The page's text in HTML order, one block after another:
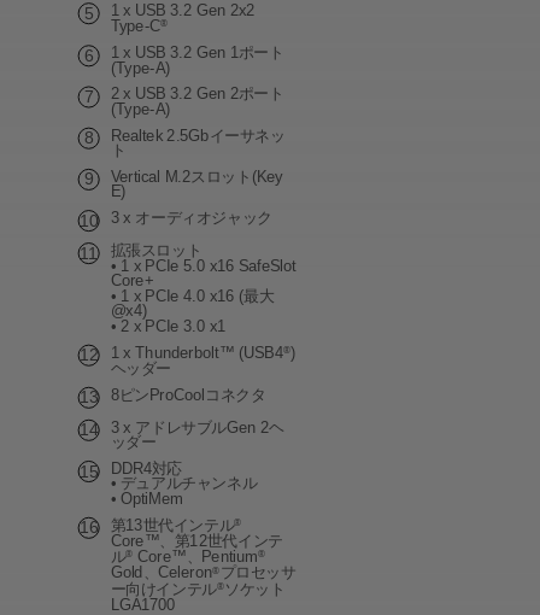
1 x USB 3.2 Gen 2x2
Type-C®
1 x USB 3.2 Gen 1ポート
(Type-A)
2 x USB 3.2 Gen 2ポート
(Type-A)
Realtek 2.5Gbイーサネッ
ト
Vertical M.2スロット(Key
E)
3 x オーディオジャック
拡張スロット
• 1 x PCIe 5.0 x16 SafeSlot
Core+
• 1 x PCIe 4.0 x16 (最大
@x4)
• 2 x PCIe 3.0 x1
1 x Thunderbolt™ (USB4®)
ヘッダー
8ピンProCoolコネクタ
3 x アドレサブルGen 2ヘ
ッダー
DDR4対応
• デュアルチャンネル
• OptiMem
第13世代インテル®
Core™、第12世代インテ
ル® Core™、Pentium®
Gold、Celeron® プロセッサ
ー向けインテル® ソケット
LGA1700